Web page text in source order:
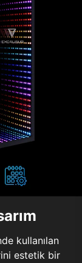
kullanılan
estetik bir